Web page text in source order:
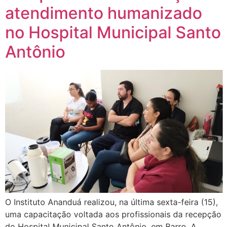
atendimento humanizado
no Hospital Municipal Santo
Antônio
O Instituto Ananduá realizou, na última sexta-feira (15),
uma capacitação voltada aos profissionais da recepção